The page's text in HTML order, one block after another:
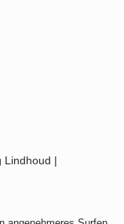
Lindhoud |